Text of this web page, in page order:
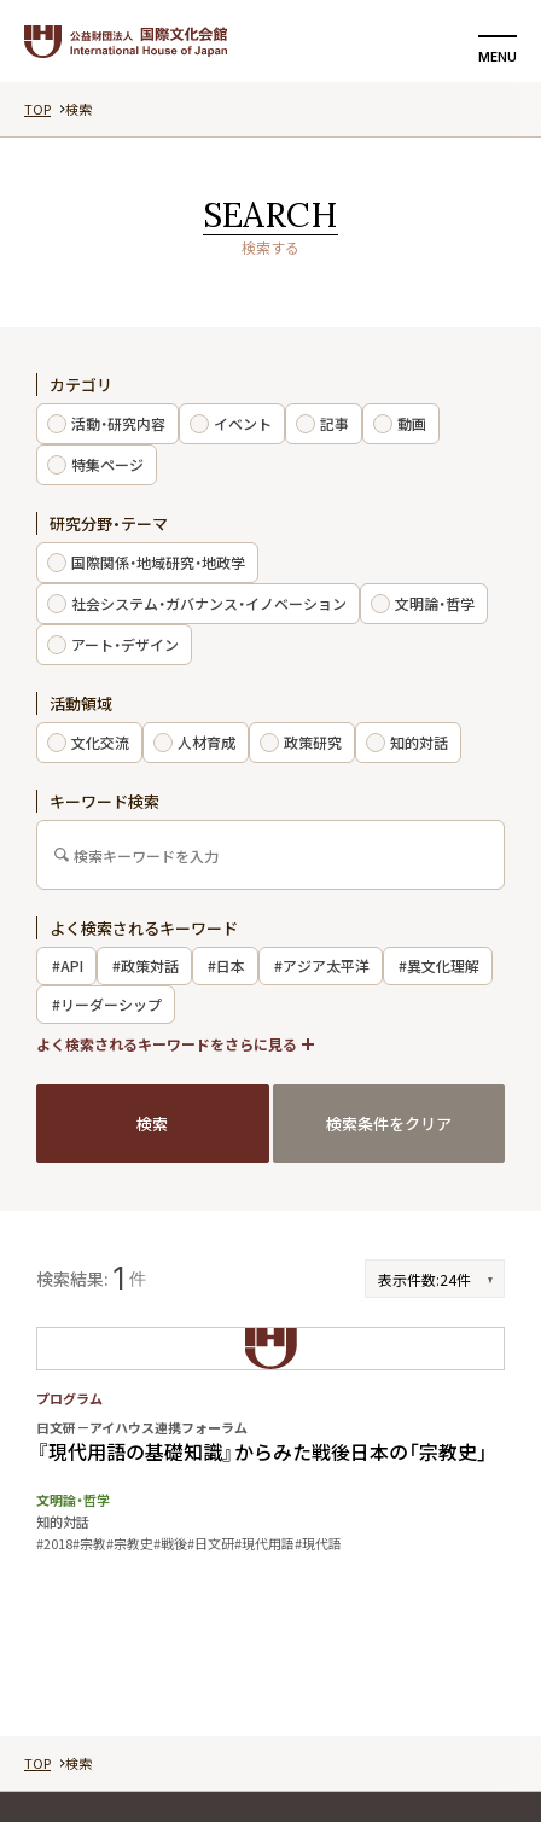
MENU
国際文化会館について
記事
動画
特集ページ
エキスパート
出版物・報告書
お知らせ
お問い合わせ
アクセス
会員制度
メルマガ登録
採用情報
TOP 検索
SEARCH
検索する
カテゴリ
活動・研究内容 イベント 記事
動画
特集ページ
研究分野・テーマ
国際関係・地域研究・地政学
社会システム・ガバナンス・イノベーション
文明論・哲学
アート・デザイン
活動領域
文化交流 人材育成 政策研究 知的対話
キーワード検索
よく検索されるキーワード
#API #政策対話 #日本 #アジア太平洋
#異文化理解
#リーダーシップ
#国際関係
よく検索されるキーワードをさらに見る
検索
検索条件をクリア
検索結果: 1 件
プログラム
日文研－アイハウス連携フォーラム
『現代用語の基礎知識』からみた戦後日本の「宗教史」
文明論・哲学
知的対話
#2018#宗教#宗教史#戦後#日文研#現代用語#現代語
TOP 検索